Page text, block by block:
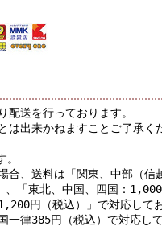
配送を行っております。
は出来かねますことご了承く
合、送料は「関東、中部（信
、「東北、中国、四国：
円（税込）」で対応して
一律385円（税込）で対応し